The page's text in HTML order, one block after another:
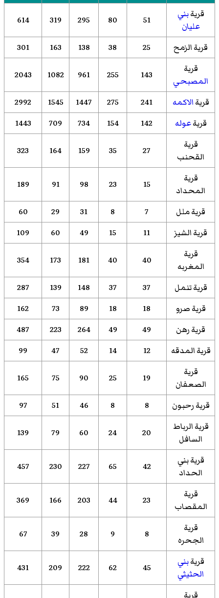
قريةبني
عليان
51
80
295
319
614
قرية الزمح 25
38
138
163
301
قرية
المصبحي
143
255
961
1082
2043
قريةالاكمه 241
275
1447
1545
2992
قريةعوله 142
154
734
709
1443
قرية
القحنب
27
35
159
164
323
قرية
المحداد
15
23
98
91
189
قرية ملل 7
8
31
29
60
قرية الشيز
11
15
49
60
109
قرية
المغربه
40
40
181
173
354
قرية تنمل 37
37
148
139
287
قرية صرو
18
18
89
73
162
قرية رهن
49
49
264
223
487
قرية المدقه
12
14
52
47
99
قرية
الصعفان
19
25
90
75
165
قرية رحبون 8
8
46
51
97
قرية الرباط
السافل
20
24
60
79
139
قريةبني
الحداد
42
65
227
230
457
قرية
المقصاب
23
44
203
166
369
قرية
الجحره
8
9
28
39
67
قريةبني
الحثيثي
45
62
222
209
431
قرية